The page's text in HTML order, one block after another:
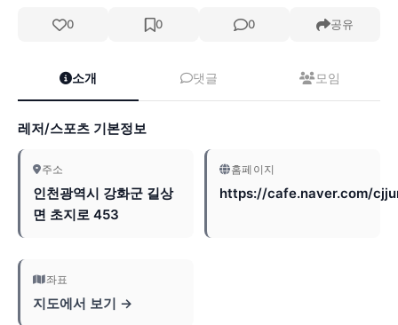
0 0 0 공유
소개 댓글 모임
레저/스포츠 기본정보
주소
인천광역시 강화군 길상
면 초지로 453
홈페이지
https://cafe.naver.com/
좌표
지도에서 보기 →